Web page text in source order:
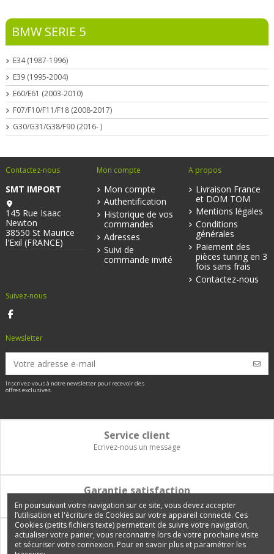
BMW SERIE 5
E34 (1987-1996)
E39 (1995-2004)
E60/E61 (2003-2010)
F07/F10/F11/F18 (2008-2017)
G30/G31/G38/F90 (2016- )
Contactez-nous
SMT IMPORT
145 Rue Isaac
Newton
38550 St Maurice
l'Exil (FRANCE)
Mon compte
Mon compte
Authentification
Historique de vos
commandes
Adresses
Suivi de
commande invité
A propos
Livraison France
et DOM TOM
Mentions légales
Conditions
générales
Paiement des
pièces tuning en 3
fois sans frais
Contactez-nous
Suivez-nous
Newsletter
Inscrivez-vous à notre newsletter pour recevoir des
offres exclusives.
Service client
Ecrivez-nous un message
Garantie satisfaction
Vous disposez de 14 jours pour changer d'avis et être remboursé
Paiement 100% sécurisé
Carte bancaire, PayPal, 3 fois sans frais, virement bancaire
En poursuivant votre navigation sur ce site, vous devez accepter
l’utilisation et l'écriture de Cookies sur votre appareil connecté. Ces
Cookies (petits fichiers texte) permettent de suivre votre navigation,
actualiser votre panier, vous reconnaitre lors de votre prochaine visite
et sécuriser votre connexion. Pour en savoir plus et paramétrer les